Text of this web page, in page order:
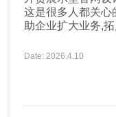
这是很多人都关心
助企业扩大业务,
外贸展示型官网的基本概念 外贸展
国际市场的网站
企业的产品和服
Date: 2026.4.10